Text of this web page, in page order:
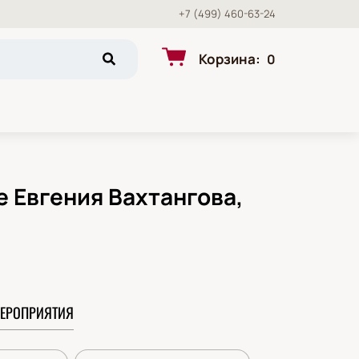
+7 (499) 460-63-24
Корзина: 0
Вахтангова,